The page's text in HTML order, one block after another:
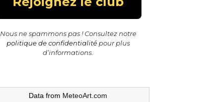
Nous ne spammons pas ! Consultez notre
politique de confidentialitépour plus
d’informations.
Data from MeteoArt.com